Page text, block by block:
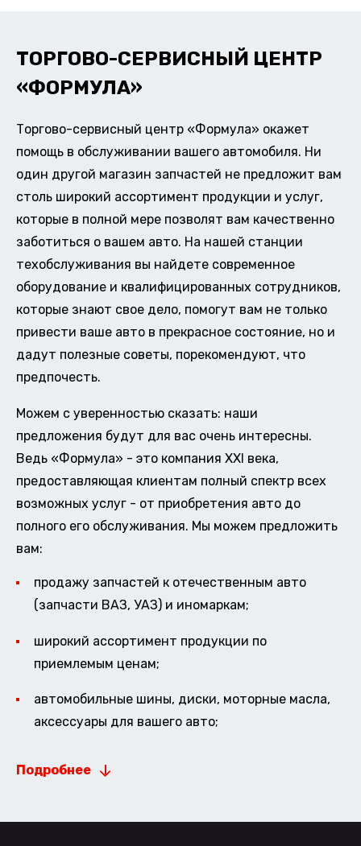
ТОРГОВО-СЕРВИСНЫЙ ЦЕНТР
«ФОРМУЛА»
Торгово-сервисный центр «Формула» окажет
помощь в обслуживании вашего автомобиля. Ни
один другой магазин запчастей не предложит вам
столь широкий ассортимент продукции и услуг,
которые в полной мере позволят вам качественно
заботиться о вашем авто. На нашей станции
техобслуживания вы найдете современное
оборудование и квалифицированных сотрудников,
которые знают свое дело, помогут вам не только
привести ваше авто в прекрасное состояние, но и
дадут полезные советы, порекомендуют, что
предпочесть.
Можем с уверенностью сказать: наши
предложения будут для вас очень интересны.
Ведь «Формула» - это компания XXI века,
предоставляющая клиентам полный спектр всех
возможных услуг - от приобретения авто до
полного его обслуживания. Мы можем предложить
вам:
продажу запчастей к отечественным авто
(запчасти ВАЗ, УАЗ) и иномаркам;
широкий ассортимент продукции по
приемлемым ценам;
автомобильные шины, диски, моторные масла,
аксессуары для вашего авто;
Подробнее